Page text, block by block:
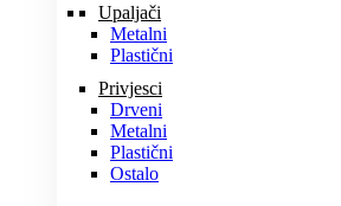
Upaljači
Metalni
Plastični
Privjesci
Drveni
Metalni
Plastični
Ostalo